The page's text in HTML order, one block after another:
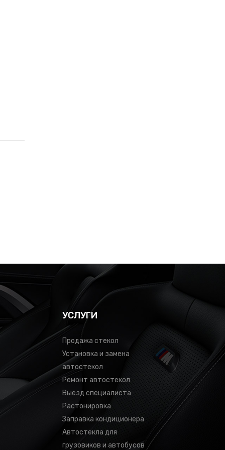
УСЛУГИ
Продажа стекол
Установка и замена
автостекол
Ремонт автостекол
Выезд специалиста
Растонировка
Заправка кондиционера
Автостекла для
грузовиков и автобусов